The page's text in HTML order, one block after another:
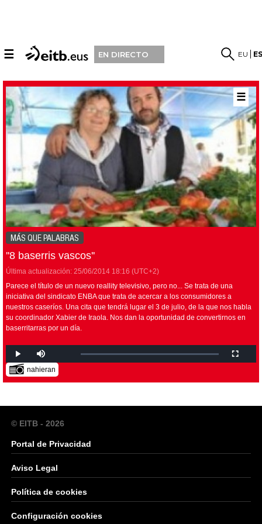
☰ EN DIRECTO EU
☰
MÁS QUE PALABRAS
''8 baserris vascos''
Última actualización: 25/06/2014 18:16 (UTC+2)
Parece el título de un nuevo reallity televisivo, pero no... Se trata de una
iniciativa del sindicato ENBA que trata de acercar a los consumidores a
nuestros caseríos. Una cita que tendrá lugar el 3 de julio, de la que nos habla
su coordinador Xabier de Iraola. Nos dan la oportunidad de convertirnos en
baserritarras por un día.
nahieran
© EITB - 2026
Portal de Privacidad
Aviso Legal
Política de cookies
Configuración cookies